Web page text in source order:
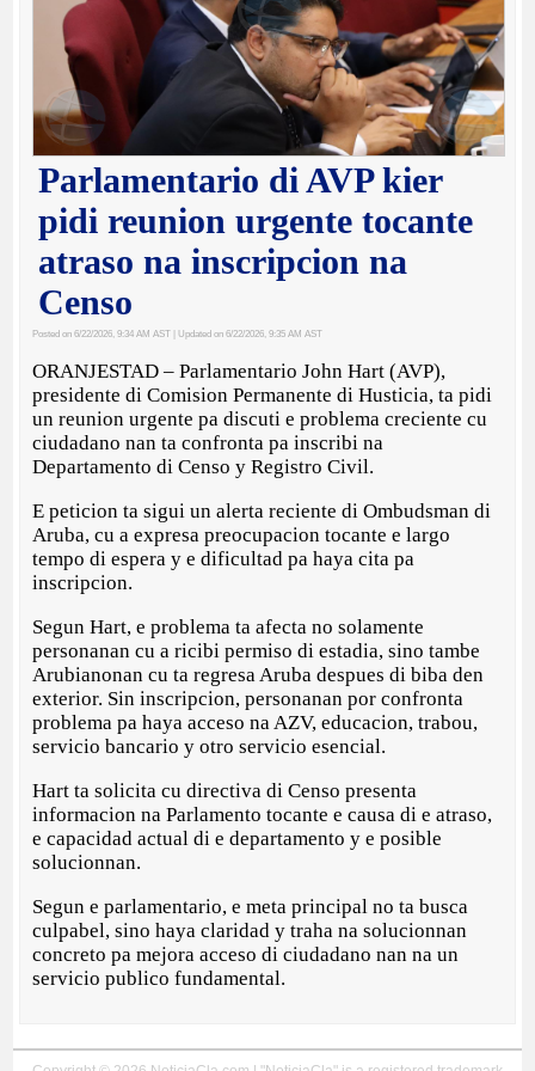
Parlamentario di AVP kier
pidi reunion urgente tocante
atraso na inscripcion na
Censo
Posted on 6/22/2026, 9:34 AM AST | Updated on 6/22/2026, 9:35 AM AST
ORANJESTAD – Parlamentario John Hart (AVP),
presidente di Comision Permanente di Husticia, ta pidi
un reunion urgente pa discuti e problema creciente cu
ciudadano nan ta confronta pa inscribi na
Departamento di Censo y Registro Civil.
E peticion ta sigui un alerta reciente di Ombudsman di
Aruba, cu a expresa preocupacion tocante e largo
tempo di espera y e dificultad pa haya cita pa
inscripcion.
Segun Hart, e problema ta afecta no solamente
personanan cu a ricibi permiso di estadia, sino tambe
Arubianonan cu ta regresa Aruba despues di biba den
exterior. Sin inscripcion, personanan por confronta
problema pa haya acceso na AZV, educacion, trabou,
servicio bancario y otro servicio esencial.
Hart ta solicita cu directiva di Censo presenta
informacion na Parlamento tocante e causa di e atraso,
e capacidad actual di e departamento y e posible
solucionnan.
Segun e parlamentario, e meta principal no ta busca
culpabel, sino haya claridad y traha na solucionnan
concreto pa mejora acceso di ciudadano nan na un
servicio publico fundamental.